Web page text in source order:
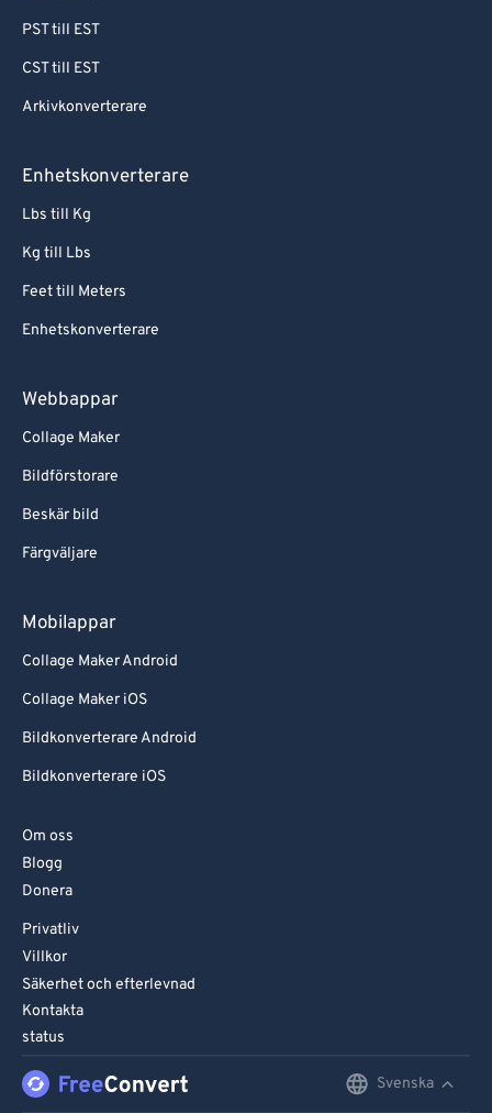
PST till EST
CST till EST
Arkivkonverterare
Enhetskonverterare
Lbs till Kg
Kg till Lbs
Feet till Meters
Enhetskonverterare
Webbappar
Collage Maker
Bildförstorare
Beskär bild
Färgväljare
Mobilappar
Collage Maker Android
Collage Maker iOS
Bildkonverterare Android
Bildkonverterare iOS
Om oss
Blogg
Donera
Privatliv
Villkor
Säkerhet och efterlevnad
Kontakta
status
Svenska